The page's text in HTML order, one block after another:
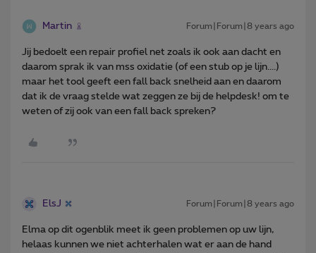
Martin Forum|Forum|8 years ago
Jij bedoelt een repair profiel net zoals ik ook aan dacht en
daarom sprak ik van mss oxidatie (of een stub op je lijn....)
maar het tool geeft een fall back snelheid aan en daarom
dat ik de vraag stelde wat zeggen ze bij de helpdesk! om te
weten of zij ook van een fall back spreken?
ElsJ Forum|Forum|8 years ago
Elma op dit ogenblik meet ik geen problemen op uw lijn,
helaas kunnen we niet achterhalen wat er aan de hand